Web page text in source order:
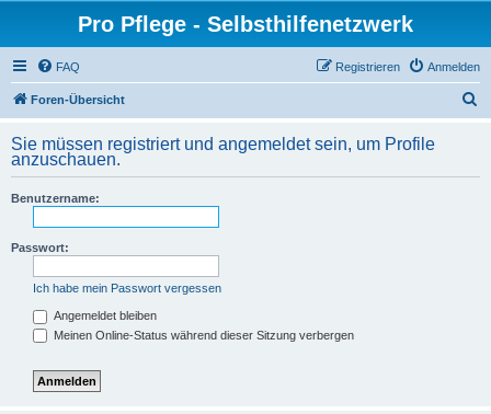
Pro Pflege - Selbsthilfenetzwerk
FAQ Anmelden
Registrieren
Foren-Übersicht
h
Sie müssen registriert und angemeldet sein, um Profile
anzuschauen.
Benutzername:
Passwort:
Ich habe mein Passwort vergessen
Angemeldet bleiben
Meinen Online-Status während dieser Sitzung verbergen